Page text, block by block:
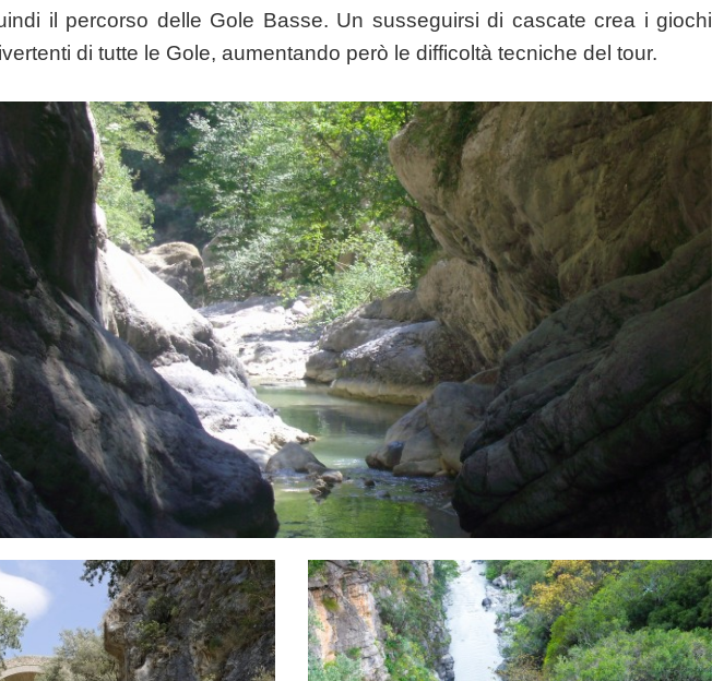
il percorso delle Gole Basse. Un susseguirsi di cascate crea i giochi
di tutte le Gole, aumentando però le difficoltà tecniche del tour.